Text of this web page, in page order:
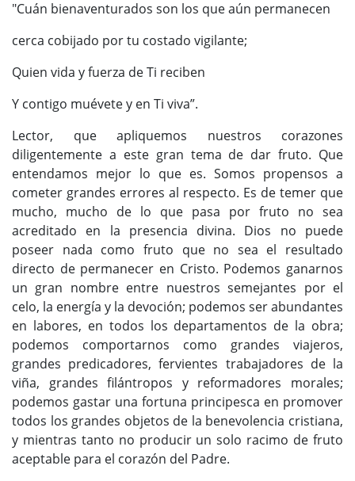
"Cuán bienaventurados son los que aún permanecen
cerca cobijado por tu costado vigilante;
Quien vida y fuerza de Ti reciben
Y contigo muévete y en Ti viva”.
Lector, que apliquemos nuestros corazones
diligentemente a este gran tema de dar fruto. Que
entendamos mejor lo que es. Somos propensos a
cometer grandes errores al respecto. Es de temer que
mucho, mucho de lo que pasa por fruto no sea
acreditado en la presencia divina. Dios no puede
poseer nada como fruto que no sea el resultado
directo de permanecer en Cristo. Podemos ganarnos
un gran nombre entre nuestros semejantes por el
celo, la energía y la devoción; podemos ser abundantes
en labores, en todos los departamentos de la obra;
podemos comportarnos como grandes viajeros,
grandes predicadores, fervientes trabajadores de la
viña, grandes filántropos y reformadores morales;
podemos gastar una fortuna principesca en promover
todos los grandes objetos de la benevolencia cristiana,
y mientras tanto no producir un solo racimo de fruto
aceptable para el corazón del Padre.